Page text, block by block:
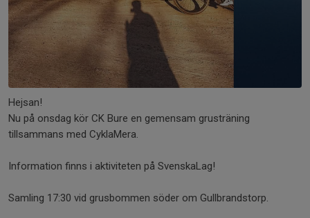
Hejsan!
Nu på onsdag kör CK Bure en gemensam grusträning
tillsammans med CyklaMera.
Information finns i aktiviteten på SvenskaLag!
Samling 17:30 vid grusbommen söder om Gullbrandstorp.